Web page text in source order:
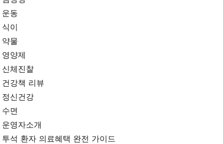
운동
식이
약물
영양제
신체진찰
건강책 리뷰
정신건강
수면
운영자소개
투석 환자 의료혜택 완전 가이드